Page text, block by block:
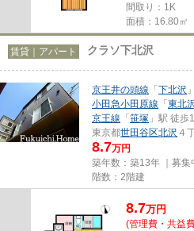
間取り：1K
面積：16.80㎡
賃貸｜アパート クラソ下北沢
京王井の頭線 「下北沢
小田急小田原線 「東北
京王線 「笹塚 」駅 徒歩
東京都世田谷区北沢 ４
8.7万円
築年数：築13年 ｜募集
階数：2階建
8.7万円
(管理費・共益